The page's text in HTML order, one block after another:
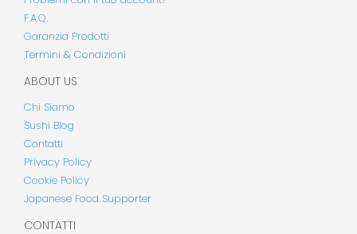
F.A.Q.
Garanzia Prodotti
Termini & Condizioni
ABOUT US
Chi Siamo
Sushi Blog
Contatti
Privacy Policy
Cookie Policy
Japanese Food Supporter
CONTATTI